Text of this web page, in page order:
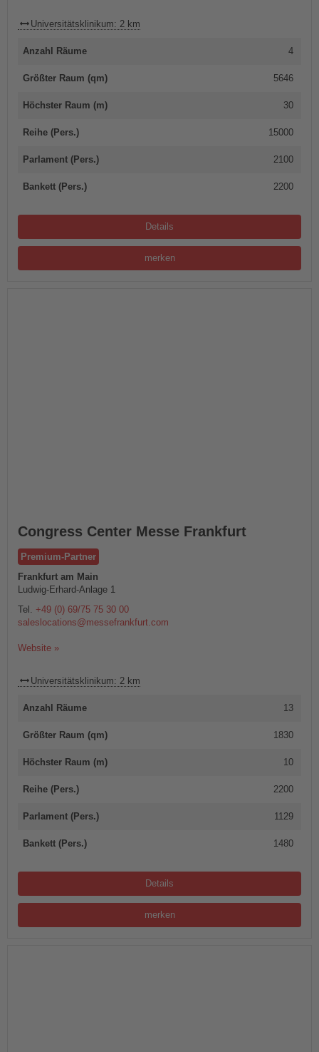
Universitätsklinikum: 2 km
Anzahl Räume 4
Größter Raum (qm) 5646
Höchster Raum (m) 30
Reihe (Pers.) 15000
Parlament (Pers.) 2100
Bankett (Pers.) 2200
Details
merken
Congress Center Messe Frankfurt
Premium-Partner
Frankfurt am Main
Ludwig-Erhard-Anlage 1
Tel. +49 (0) 69/75 75 30 00
saleslocations@messefrankfurt.com
Website »
Universitätsklinikum: 2 km
Anzahl Räume 13
Größter Raum (qm) 1830
Höchster Raum (m) 10
Reihe (Pers.) 2200
Parlament (Pers.) 1129
Bankett (Pers.) 1480
Details
merken